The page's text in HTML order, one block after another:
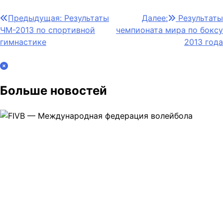
Навигация
по
Предыдущая: Результаты
ЧМ-2013 по спортивной
гимнастике
Далее:
Результаты
чемпионата мира по боксу
2013 года
Больше новостей